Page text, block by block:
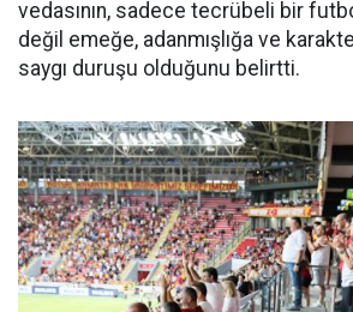
vedasının, sadece tecrübeli bir
değil emeğe, adanmışlığa ve
saygı duruşu olduğunu belirtti.